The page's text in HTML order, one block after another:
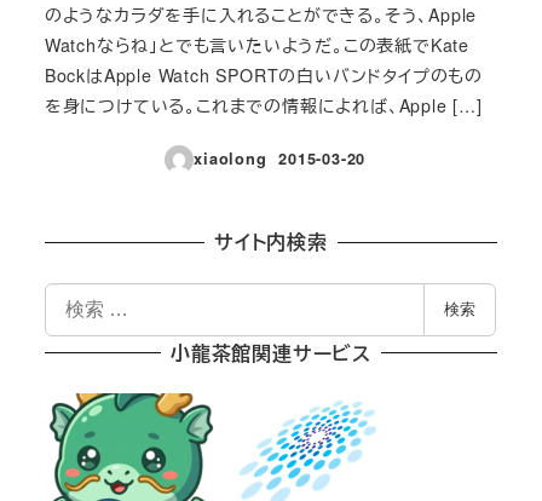
のようなカラダを手に入れることができる。そう、Apple
Watchならね」とでも言いたいようだ。この表紙でKate
BockはApple Watch SPORTの白いバンドタイプのもの
を身につけている。これまでの情報によれば、Apple […]
xiaolong
投稿日
2015-03-20
サイト内検索
検
索
検索
小龍茶館関連サービス